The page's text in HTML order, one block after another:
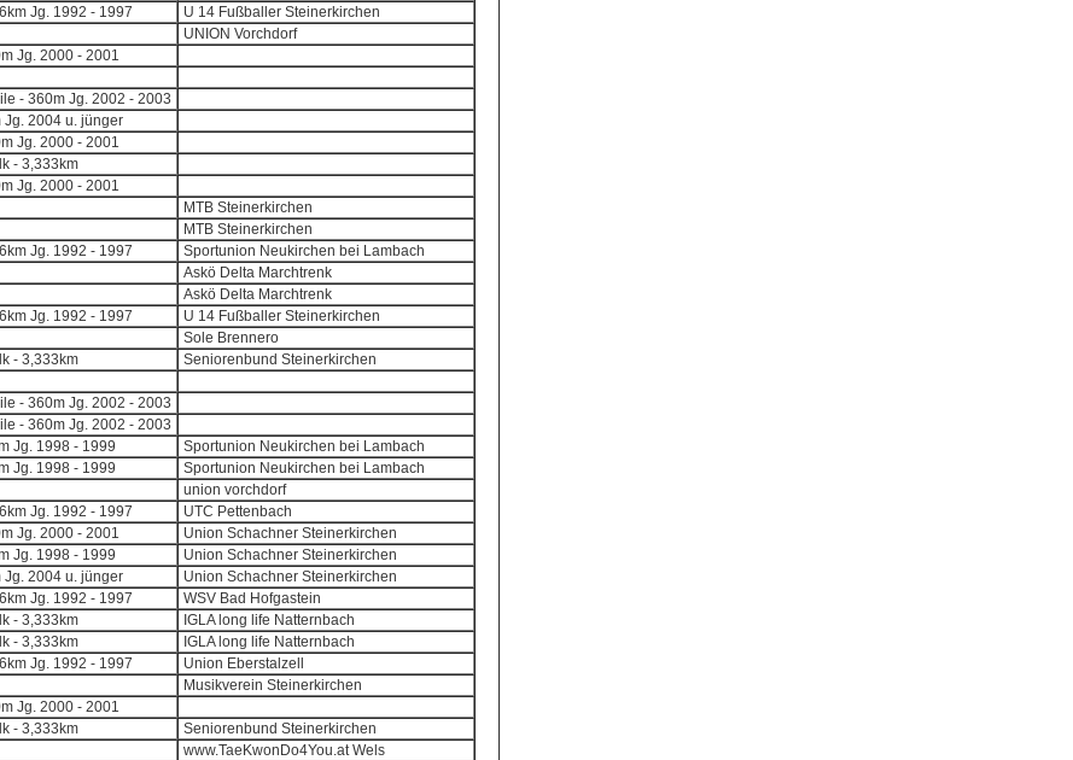
Jg. 1992 - 1997
U 14 Fußballer Steinerkirchen
UNION Vorchdorf
Jg. 2000 - 2001
- 360m Jg. 2002 - 2003
Jg. 2004 u. jünger
Jg. 2000 - 2001
- 3,333km
Jg. 2000 - 2001
MTB Steinerkirchen
MTB Steinerkirchen
Jg. 1992 - 1997
Sportunion Neukirchen bei Lambach
Askö Delta Marchtrenk
Askö Delta Marchtrenk
Jg. 1992 - 1997
U 14 Fußballer Steinerkirchen
Sole Brennero
- 3,333km
Seniorenbund Steinerkirchen
- 360m Jg. 2002 - 2003
- 360m Jg. 2002 - 2003
Jg. 1998 - 1999
Sportunion Neukirchen bei Lambach
Jg. 1998 - 1999
Sportunion Neukirchen bei Lambach
union vorchdorf
Jg. 1992 - 1997
UTC Pettenbach
Jg. 2000 - 2001
Union Schachner Steinerkirchen
Jg. 1998 - 1999
Union Schachner Steinerkirchen
Jg. 2004 u. jünger
Union Schachner Steinerkirchen
Jg. 1992 - 1997
WSV Bad Hofgastein
- 3,333km
IGLA long life Natternbach
- 3,333km
IGLA long life Natternbach
Jg. 1992 - 1997
Union Eberstalzell
Musikverein Steinerkirchen
Jg. 2000 - 2001
- 3,333km
Seniorenbund Steinerkirchen
www.TaeKwonDo4You.at Wels